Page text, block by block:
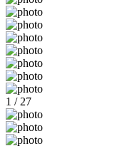
1 / 27